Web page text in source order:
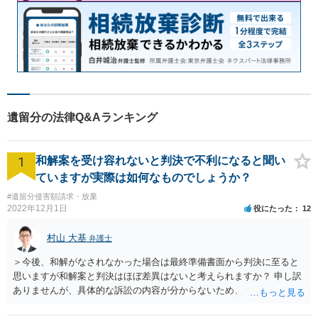
遺留分の法律Q&Aランキング
1
和解案を受け容れないと判決で不利になると聞い
ていますが実際は如何なものでしょうか？
#遺留分侵害額請求・放棄
2022年12月1日 役にたった 12
村山 大基 弁護士
＞今後、和解がなされなかった場合は最終準備書面から判決に至ると
思いますが和解案と判決はほぼ差異はないと考えられますか？ 申し訳
ありませんが、具体的な訴訟の内容が分からないため、 何とも回答が
わかっている代理人弁護士に聞くか、 訴訟資料を持って面談相談に行